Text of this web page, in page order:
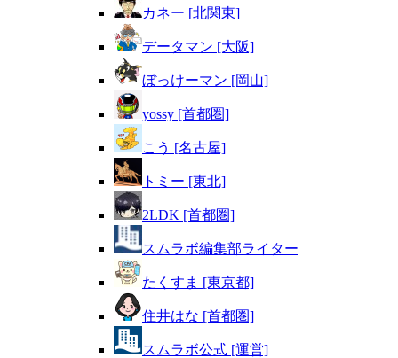
カネー [北関東]
データマン [大阪]
ぼっけーマン [岡山]
yossy [首都圏]
こう [名古屋]
トミー [東北]
2LDK [首都圏]
スムラボ編集部ライター
たくすま [東京都]
住井はな [首都圏]
スムラボ公式 [運営]